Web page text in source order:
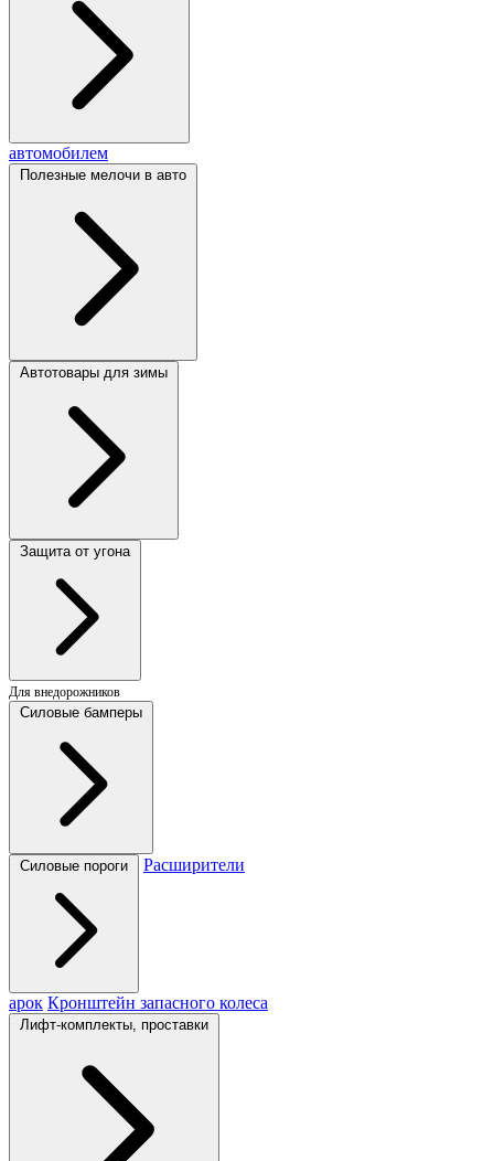
автомобилем
Полезные мелочи в авто
Автотовары для зимы
Защита от угона
Для внедорожников
Силовые бамперы
Силовые пороги Расширители
арок Кронштейн запасного колеса
Лифт-комплекты, проставки